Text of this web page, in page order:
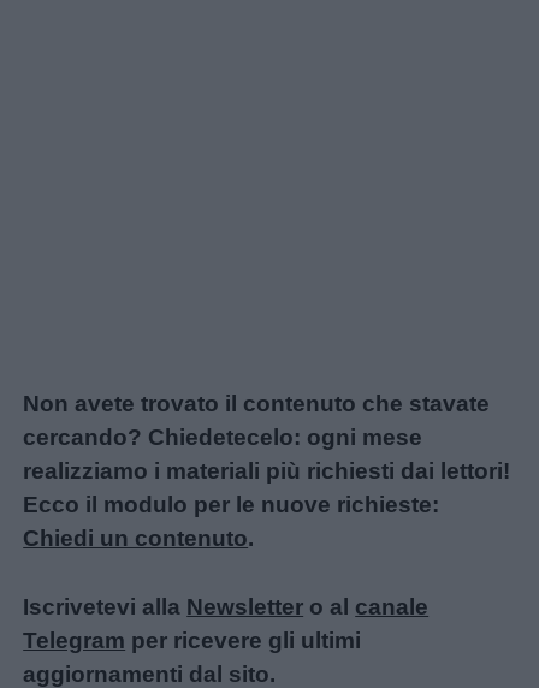
Non avete trovato il contenuto che stavate
cercando? Chiedetecelo: ogni mese
realizziamo i materiali più richiesti dai lettori!
Ecco il modulo per le nuove richieste:
Chiedi un contenuto.
Iscrivetevi alla Newsletter o al canale
Telegram per ricevere gli ultimi
aggiornamenti dal sito.